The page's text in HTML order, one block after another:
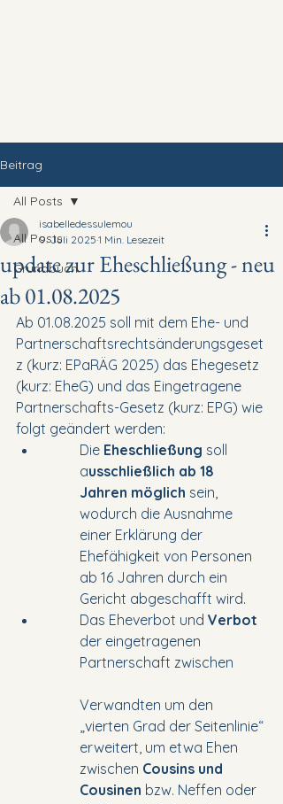
Beitrag
All Posts
Grundbuch
All Posts
update zur Eheschließung - neu
ab 01.08.2025
isabelledessulemou
9. Juli 2025 1 Min. Lesezeit
Ab 01.08.2025 soll mit dem Ehe- und
Partnerschaftsrechtsänderungsgeset
z (kurz: EPaRÄG 2025) das Ehegesetz
(kurz: EheG) und das Eingetragene
Partnerschafts-Gesetz (kurz: EPG) wie
folgt geändert werden:
Die Eheschließung soll
ausschließlich ab 18
Jahren möglich sein,
wodurch die Ausnahme
einer Erklärung der
Ehefähigkeit von Personen
ab 16 Jahren durch ein
Gericht abgeschafft wird.
Das Eheverbot und Verbot
der eingetragenen
Partnerschaft zwischen
Verwandten um den
„vierten Grad der Seitenlinie“
erweitert, um etwa Ehen
zwischen Cousins und
Cousinen bzw. Neffen oder